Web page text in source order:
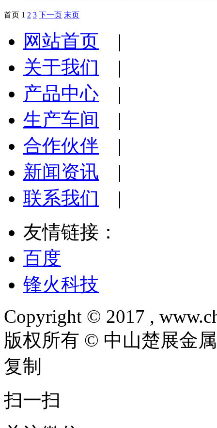
首页 1 2 3 下一页 末页
网站首页 |
关于我们 |
产品中心 |
生产车间 |
合作伙伴 |
新闻资讯 |
联系我们 |
友情链接：
百度
锋火科技
Copyright © 2017 ,
版权所有 © 中山楚展金
复制
扫一扫